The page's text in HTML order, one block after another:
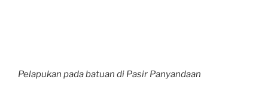
Pelapukan pada batuan di Pasir Panyandaan